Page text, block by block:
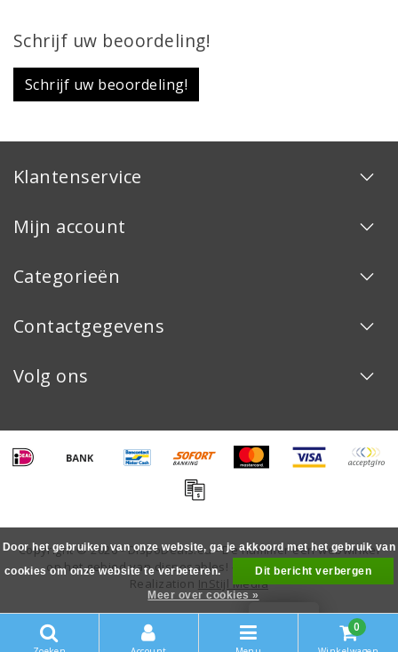
Schrijf uw beoordeling!
Schrijf uw beoordeling!
Klantenservice
Mijn account
Categorieën
Contactgegevens
Volg ons
Copyright © 2026 - DispoDeals.eu - De nummer één webwinkel
op het gebied van disposables! - All rights reserved -
Realization InStijl Media
0
Door het gebruiken van onze website, ga je akkoord met het gebruik van
cookies om onze website te verbeteren.
Dit bericht verbergen
Meer over cookies »